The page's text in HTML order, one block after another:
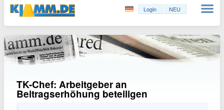
Login NEU
TK-Chef: Arbeitgeber an
Beitragserhöhung beteiligen